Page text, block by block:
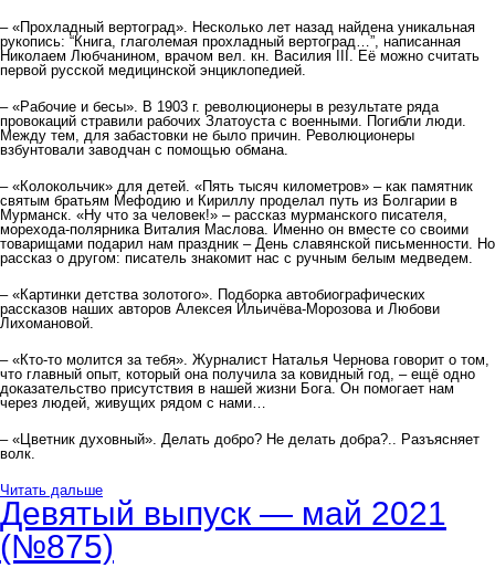
– «Прохладный вертоград». Несколько лет назад найдена уникальная
рукопись: “Книга, глаголемая прохладный вертоград…”, написанная
Николаем Любчанином, врачом вел. кн. Василия III. Её можно считать
первой русской медицинской энциклопедией.
– «Рабочие и бесы». В 1903 г. революционеры в результате ряда
провокаций стравили рабочих Златоуста с военными. Погибли люди.
Между тем, для забастовки не было причин. Революционеры
взбунтовали заводчан с помощью обмана.
– «Колокольчик» для детей. «Пять тысяч километров» – как памятник
святым братьям Мефодию и Кириллу проделал путь из Болгарии в
Мурманск. «Ну что за человек!» – рассказ мурманского писателя,
морехода-полярника Виталия Маслова. Именно он вместе со своими
товарищами подарил нам праздник – День славянской письменности. Но
рассказ о другом: писатель знакомит нас с ручным белым медведем.
– «Картинки детства золотого». Подборка автобиографических
рассказов наших авторов Алексея Ильичёва-Морозова и Любови
Лихомановой.
– «Кто-то молится за тебя». Журналист Наталья Чернова говорит о том,
что главный опыт, который она получила за ковидный год, – ещё одно
доказательство присутствия в нашей жизни Бога. Он помогает нам
через людей, живущих рядом с нами…
– «Цветник духовный». Делать добро? Не делать добра?.. Разъясняет
волк.
Читать дальше
Девятый выпуск — май 2021
(№875)